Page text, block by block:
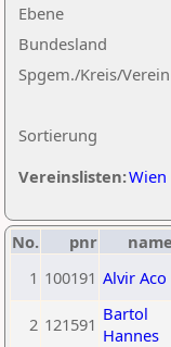
Ebene
Sortierung
Bundesland
Spgem./Kreis/Verein
Vereinslisten:Wien
No. pnr name
1 100191 Alvir Aco
2 121591 Bartol
Hannes